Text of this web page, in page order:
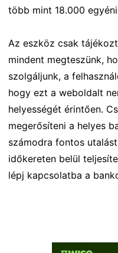
több mint 18.000
Az eszköz csak
mindent megteszünk,
szolgáljunk, a
hogy ezt a weboldalt
helyességét érintően.
megerősíteni a helyes
számodra fontos
időkereten belül
lépj kapcsolatba a